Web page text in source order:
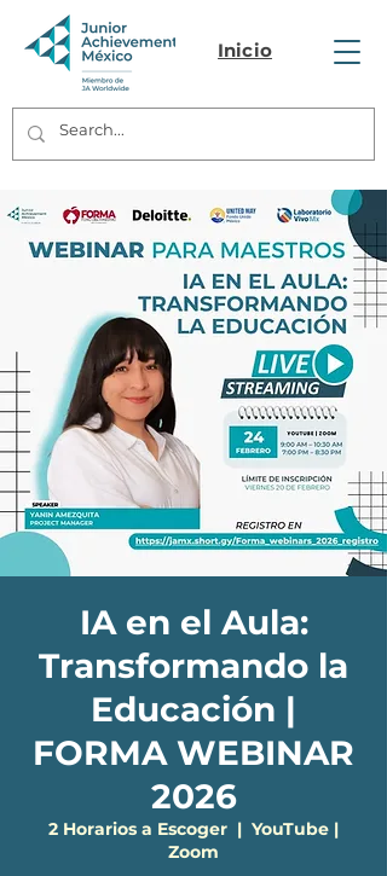
Inicio
IA en el Aula:
Transformando la
Educación |
FORMA WEBINAR
2026
2 Horarios a Escoger
  |
YouTube |
Zoom